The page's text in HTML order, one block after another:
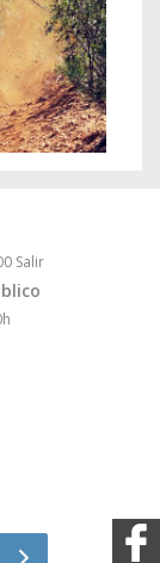
Salir